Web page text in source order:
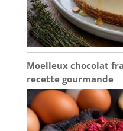
Moelleux chocolat
recette gourmande